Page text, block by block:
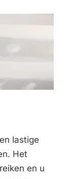
lastige
Het
en u